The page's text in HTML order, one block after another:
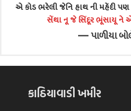
એ કોડ ભરેલી જેનિ હાથ ની મહેંદી પણ
સેંથા નૂ જે સિંદૂર ભૂંસાયૂ ને
—પાળીયા
કાઠિયાવાડી ખમીર